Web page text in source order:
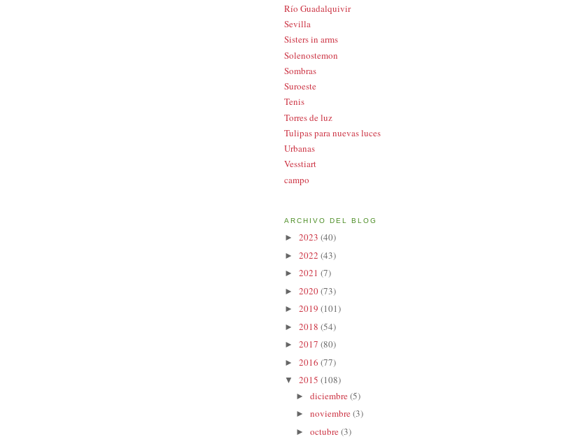
Río Guadalquivir
Sevilla
Sisters in arms
Solenostemon
Sombras
Suroeste
Tenis
Torres de luz
Tulipas para nuevas luces
Urbanas
Vesstiart
campo
ARCHIVO DEL BLOG
► 2023 (40)
► 2022 (43)
► 2021 (7)
► 2020(73)
► 2019 (101)
► 2018 (54)
► 2017 (80)
► 2016 (77)
▼ 2015 (108)
► diciembre(5)
► noviembre(3)
► octubre(3)